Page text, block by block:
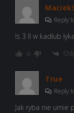
Reply
Is 3 II w kadłub
0
True
Reply
Jak ryba nie umie